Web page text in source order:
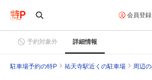
会員登録
予約対象外 詳細情報
駐車場予約の特P 祐天寺駅近くの駐車場 周辺